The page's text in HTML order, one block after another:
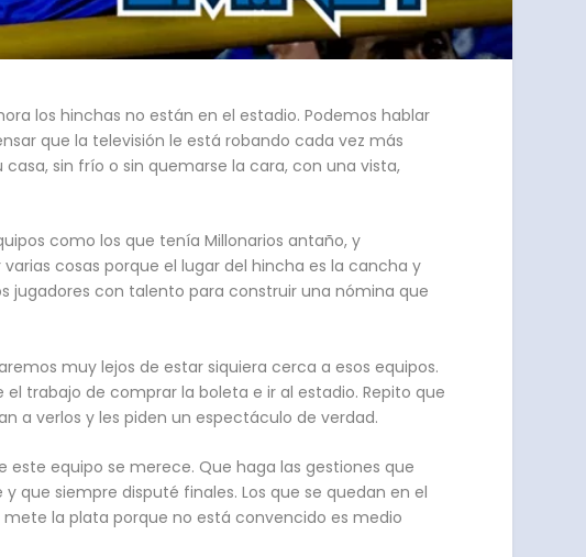
los hinchas no están en el estadio. Podemos hablar
que la televisión le está robando cada vez más
sin frío o sin quemarse la cara, con una vista,
como los que tenía Millonarios antaño, y
cosas porque el lugar del hincha es la cancha y
jugadores con talento para construir una nómina que
muy lejos de estar siquiera cerca a esos equipos.
trabajo de comprar la boleta e ir al estadio. Repito que
a verlos y les piden un espectáculo de verdad.
este equipo se merece. Que haga las gestiones que
que siempre disputé finales. Los que se quedan en el
la plata porque no está convencido es medio